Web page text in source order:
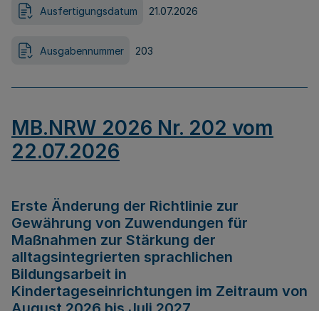
Ausfertigungsdatum 21.07.2026
Ausgabennummer 203
MB.NRW 2026 Nr. 202 vom
22.07.2026
Erste Änderung der Richtlinie zur
Gewährung von Zuwendungen für
Maßnahmen zur Stärkung der
alltagsintegrierten sprachlichen
Bildungsarbeit in
Kindertageseinrichtungen im Zeitraum von